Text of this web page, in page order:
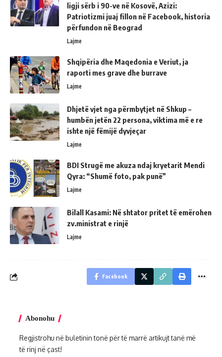
ligji sërb i 90-ve në Kosovë, Azizi:
Patriotizmi juaj fillon në Facebook, historia
përfundon në Beograd
Lajme
Shqipëria dhe Maqedonia e Veriut, ja
raporti mes grave dhe burrave
Lajme
Dhjetë vjet nga përmbytjet në Shkup –
humbën jetën 22 persona, viktima më e re
ishte një fëmijë dyvjeçar
Lajme
BDI Strugë me akuza ndaj kryetarit Mendi
Qyra: “Shumë foto, pak punë”
Lajme
Bilall Kasami: Në shtator pritet të emërohen
zv.ministrat e rinjë
Lajme
Facebook
Abonohu
Regjistrohu në buletinin tonë për të marrë artikujt tanë më
të rinj në çast!